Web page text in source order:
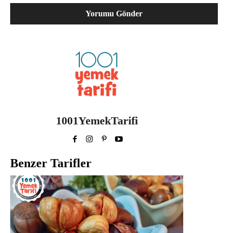
1001YemekTarifi
Benzer Tarifler